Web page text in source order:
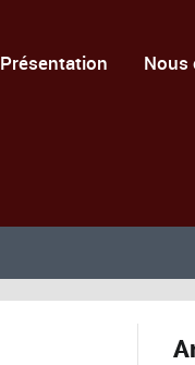
Présentation Nous